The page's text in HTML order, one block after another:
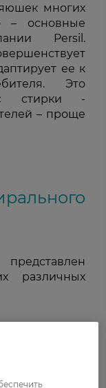
многих
– основные
Persil.
ее к
Это
стирки -
– проще
различных
Весенняя
комбинации
серий